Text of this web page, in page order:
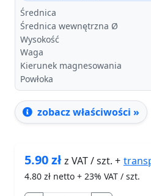
Średnica
Średnica wewnętrzna Ø
Wysokość
Waga
Kierunek magnesowania
Powłoka
zobacz właściwości »
5.90złz VAT / szt. +
4.80 zł netto + 23% VAT / szt.